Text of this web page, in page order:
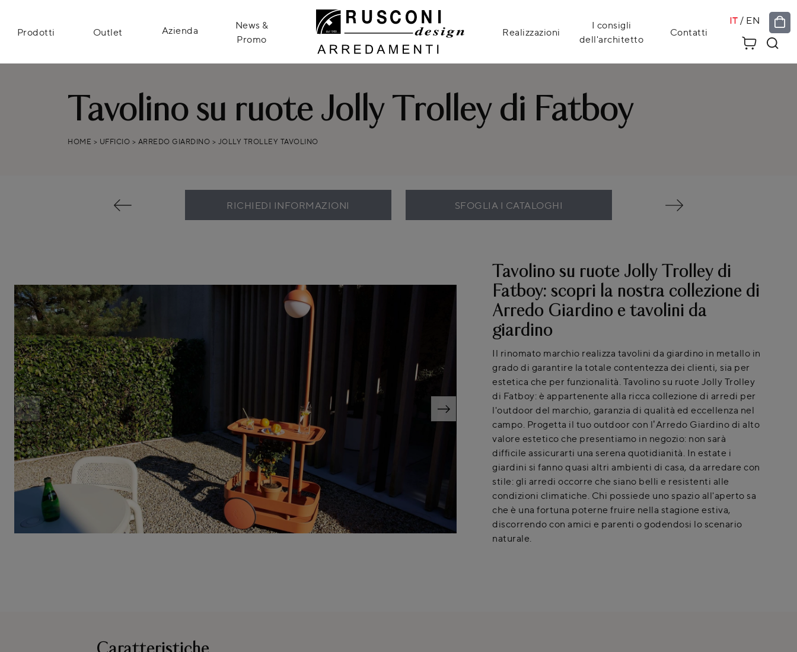
Prodotti Outlet Azienda
News &
Promo
Realizzazioni
I consigli
dell'architetto
Contatti
IT / EN
Tavolino su ruote Jolly Trolley di Fatboy
HOME > UFFICIO > ARREDO GIARDINO > JOLLY TROLLEY TAVOLINO
RICHIEDI INFORMAZIONI SFOGLIA I CATALOGHI
Tavolino su ruote Jolly Trolley di
Fatboy: scopri la nostra collezione di
Arredo Giardino e tavolini da
giardino
Il rinomato marchio realizza tavolini da giardino in metallo in
grado di garantire la totale contentezza dei clienti, sia per
estetica che per funzionalità. Tavolino su ruote Jolly Trolley
di Fatboy: è appartenente alla ricca collezione di arredi per
l'outdoor del marchio, garanzia di qualità ed eccellenza nel
campo. Progetta il tuo outdoor con l’Arredo Giardino di alto
valore estetico che presentiamo in negozio: non sarà
difficile assicurarti una serena quotidianità. In estate i
giardini si fanno quasi altri ambienti di casa, da arredare con
stile: gli arredi occorre che siano belli e resistenti alle
condizioni climatiche. Chi possiede uno spazio all'aperto sa
che è una fortuna poterne fruire nella stagione estiva,
discorrendo con amici e parenti o godendosi lo scenario
naturale.